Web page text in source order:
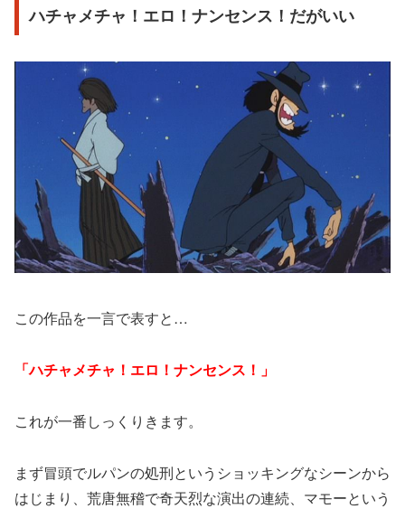
ハチャメチャ！エロ！ナンセンス！だがいい
この作品を一言で表すと…
「ハチャメチャ！エロ！ナンセンス！」
これが一番しっくりきます。
まず冒頭でルパンの処刑というショッキングなシーンから
はじまり、荒唐無稽で奇天烈な演出の連続、マモーという